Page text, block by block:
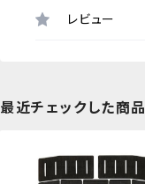
レビュー
最近チェックした商品